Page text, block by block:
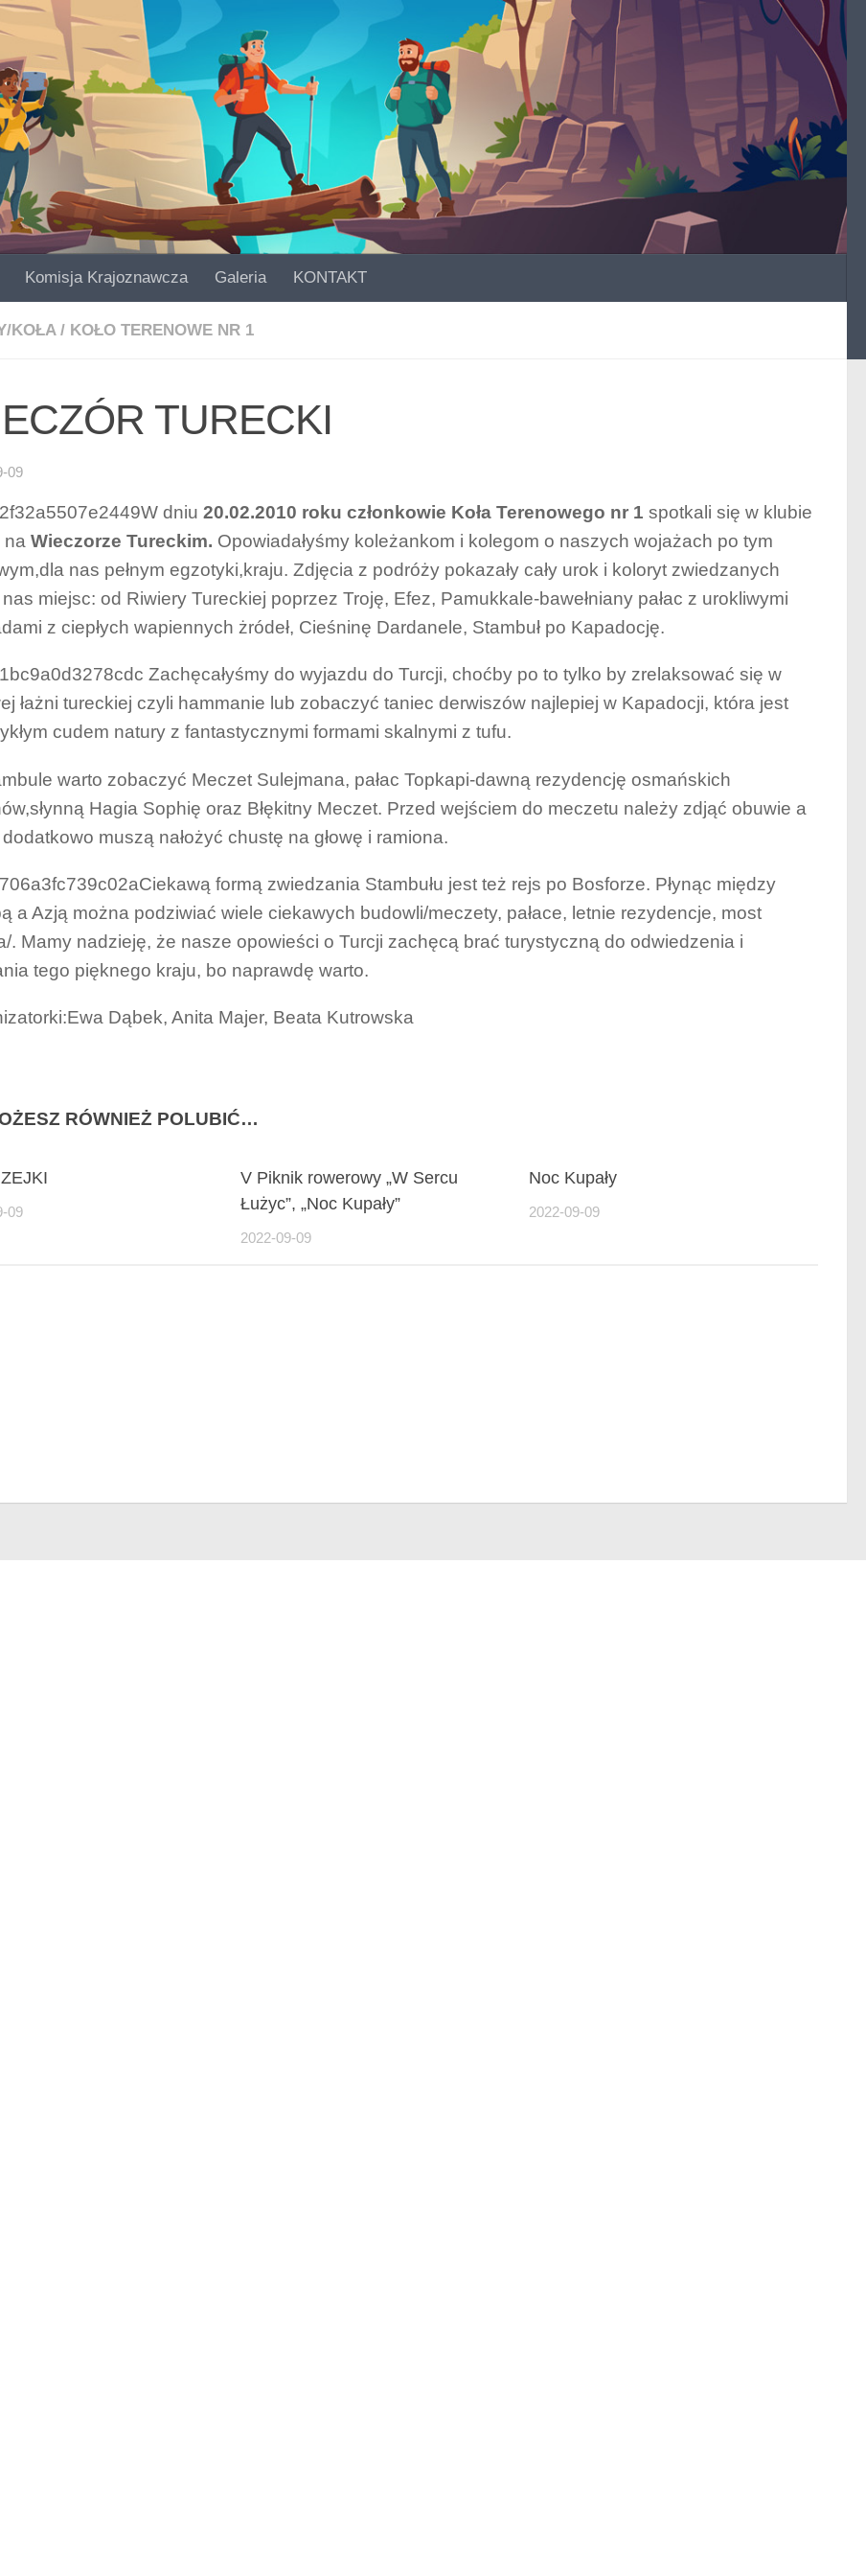
Komisja Krajoznawcza Galeria KONTAKT
KOŁA / KOŁO TERENOWE NR 1
TURECKI
09
W dniu 20.02.2010 roku członkowie Koła Terenowego nr 1 spotkali się w klubie
na Wieczorze Tureckim. Opowiadałyśmy koleżankom i kolegom o naszych wojażach po tym
nas pełnym egzotyki,kraju. Zdjęcia z podróży pokazały cały urok i koloryt zwiedzanych
miejsc: od Riwiery Tureckiej poprzez Troję, Efez, Pamukkale-bawełniany pałac z urokliwymi
z ciepłych wapiennych żródeł, Cieśninę Dardanele, Stambuł po Kapadocję.
Zachęcałyśmy do wyjazdu do Turcji, choćby po to tylko by zrelaksować się w
łażni tureckiej czyli hammanie lub zobaczyć taniec derwiszów najlepiej w Kapadocji, która jest
cudem natury z fantastycznymi formami skalnymi z tufu.
warto zobaczyć Meczet Sulejmana, pałac Topkapi-dawną rezydencję osmańskich
Hagia Sophię oraz Błękitny Meczet. Przed wejściem do meczetu należy zdjąć obuwie a
muszą nałożyć chustę na głowę i ramiona.
Ciekawą formą zwiedzania Stambułu jest też rejs po Bosforze. Płynąc między
a Azją można podziwiać wiele ciekawych budowli/meczety, pałace, letnie rezydencje, most
. Mamy nadzieję, że nasze opowieści o Turcji zachęcą brać turystyczną do odwiedzenia i
tego pięknego kraju, bo naprawdę warto.
Dąbek, Anita Majer, Beata Kutrowska
RÓWNIEŻ POLUBIĆ…
09
V Piknik rowerowy „W Sercu
Łużyc”, „Noc Kupały”
2022-09-09
Noc Kupały
2022-09-09